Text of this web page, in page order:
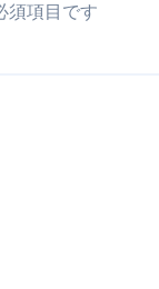
須項目です